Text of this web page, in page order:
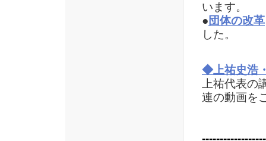
います。
●団体の改革
した。
◆上祐史浩
上祐代表
連の動画を